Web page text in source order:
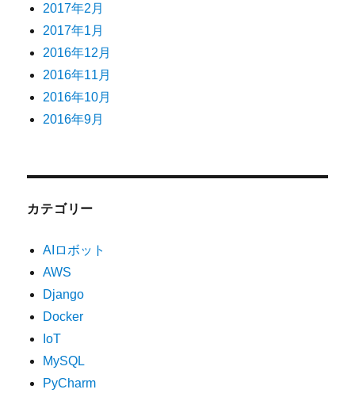
2017年2月
2017年1月
2016年12月
2016年11月
2016年10月
2016年9月
カテゴリー
AIロボット
AWS
Django
Docker
IoT
MySQL
PyCharm